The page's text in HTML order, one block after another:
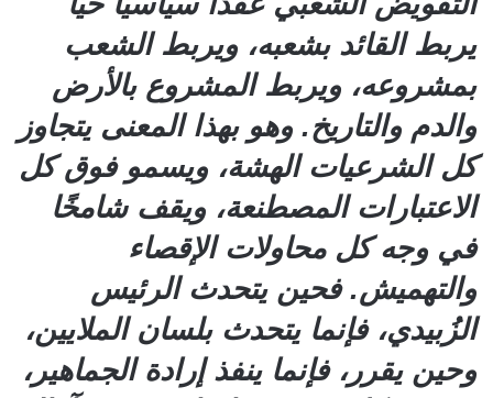
يربط القائد بشعبه، ويربط الشعب
بمشروعه، ويربط المشروع بالأرض
والدم والتاريخ. وهو بهذا المعنى يتجاوز
كل الشرعيات الهشة، ويسمو فوق كل
الاعتبارات المصطنعة، ويقف شامخًا
في وجه كل محاولات الإقصاء
والتهميش. فحين يتحدث الرئيس
الزُبيدي، فإنما يتحدث بلسان الملايين،
وحين يقرر، فإنما ينفذ إرادة الجماهير،